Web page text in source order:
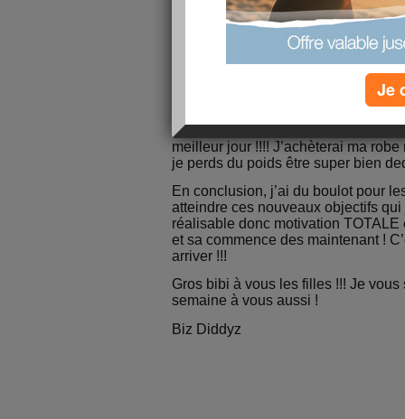
semaines à venir pour atteindre cet
Du 21 juin au 31 juillet: soit
réalisation de l’objectif 4 c’est-à-
balance !!!!!!!!!!! Super important
réalisation
un mariage et je veux être au top
meilleur jour !!!! J’achèterai ma
je perds du poids être super bien
En conclusion, j’ai du boulot pour
atteindre ces nouveaux objectifs
réalisable donc motivation
et sa commence des maintenant !
arriver !!!
Gros bibi à vous les filles !!! Je
semaine à vous aussi !
Biz Diddyz
Je